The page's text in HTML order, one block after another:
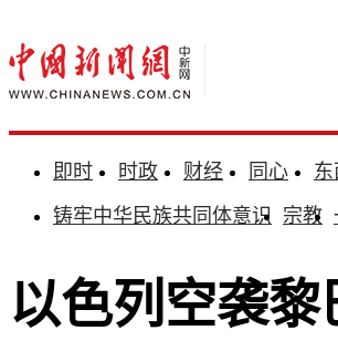
即时 时政 财经 同心 东
铸牢中华民族共同体意识 宗教
以色列空袭